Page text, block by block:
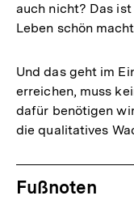
auch nicht? Das
Leben schön
Und das geht im
erreichen, muss
dafür benötigen
die qualitatives
Fußnoten